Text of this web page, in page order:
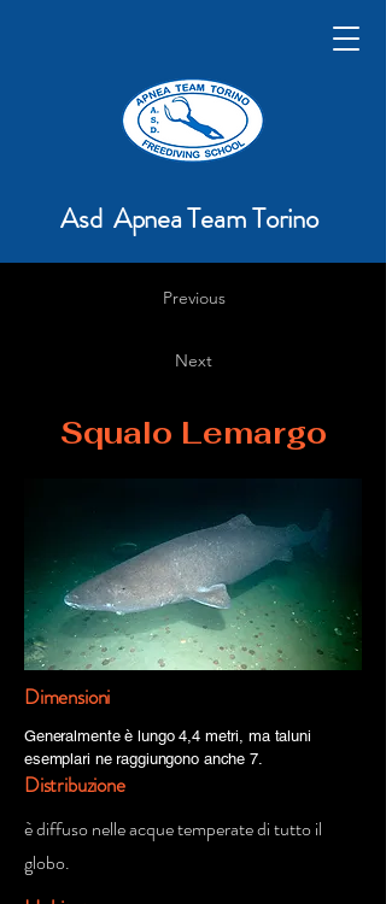
Asd Apnea Team Torino
Previous
Next
Squalo Lemargo
Dimensioni
Generalmente è lungo 4,4 metri, ma taluni
esemplari ne raggiungono anche 7.
Distribuzione
è diffuso nelle acque temperate di tutto il
globo.